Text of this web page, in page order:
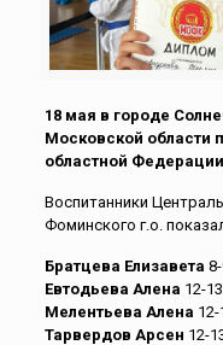
18 мая в городе
Московской области
областной
Воспитанники
Фоминского г.о.
Братцева Елизавета
Евтодьева Алена 12-
Мелентьева Алена
Тарвердов Арсен 12-